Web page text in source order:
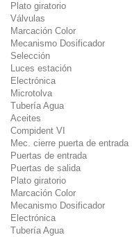
Plato giratorio
Válvulas
Marcación Color
Mecanismo Dosificador
Selección
Luces estación
Electrónica
Microtolva
Tubería Agua
Aceites
Compident VI
Mec. cierre puerta de entrada
Puertas de entrada
Puertas de salida
Plato giratorio
Marcación Color
Mecanismo Dosificador
Electrónica
Tubería Agua